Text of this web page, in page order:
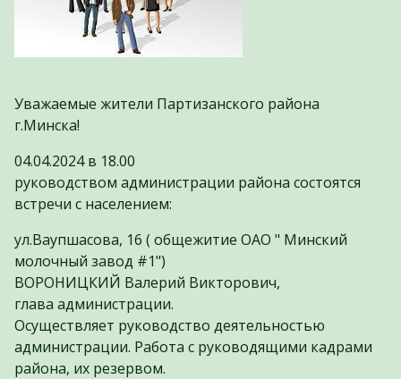
Уважаемые жители Партизанского района
г.Минска!
04.04.2024 в 18.00
руководством администрации района состоятся
встречи с населением:
ул.Ваупшасова, 16 ( общежитие ОАО " Минский
молочный завод #1")
ВОРОНИЦКИЙ Валерий Викторович,
глава администрации.
Осуществляет руководство деятельностью
администрации. Работа с руководящими кадрами
района, их резервом.